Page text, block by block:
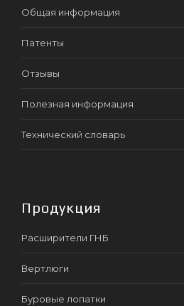
Общая информация
Патенты
Отзывы
Полезная информация
Технический словарь
Продукция
Расширители ГНБ
Вертлюги
Буровые лопатки